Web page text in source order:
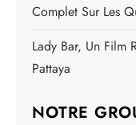
Complet Sur Les
Lady Bar, Un Film
Pattaya
NOTRE